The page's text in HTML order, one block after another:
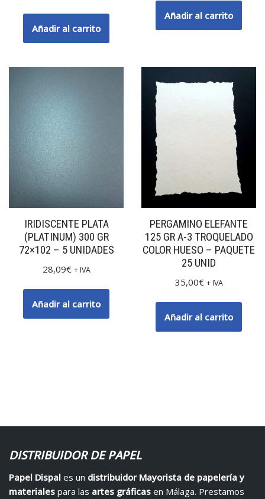
Añadir al carrito
Añadir al carrito
IRIDISCENTE PLATA
(PLATINUM) 300 GR
72×102 – 5 UNIDADES
28,09€ + IVA
Añadir al carrito
PERGAMINO ELEFANTE
125 GR A-3 TROQUELADO
COLOR HUESO – PAQUETE
25 UNID
35,00€ + IVA
Añadir al carrito
DISTRIBUIDOR DE PAPEL
Papel Dispal es un distribuidor Mayorista de papelería y
materiales para las artes gráficas en Málaga. Prestamos